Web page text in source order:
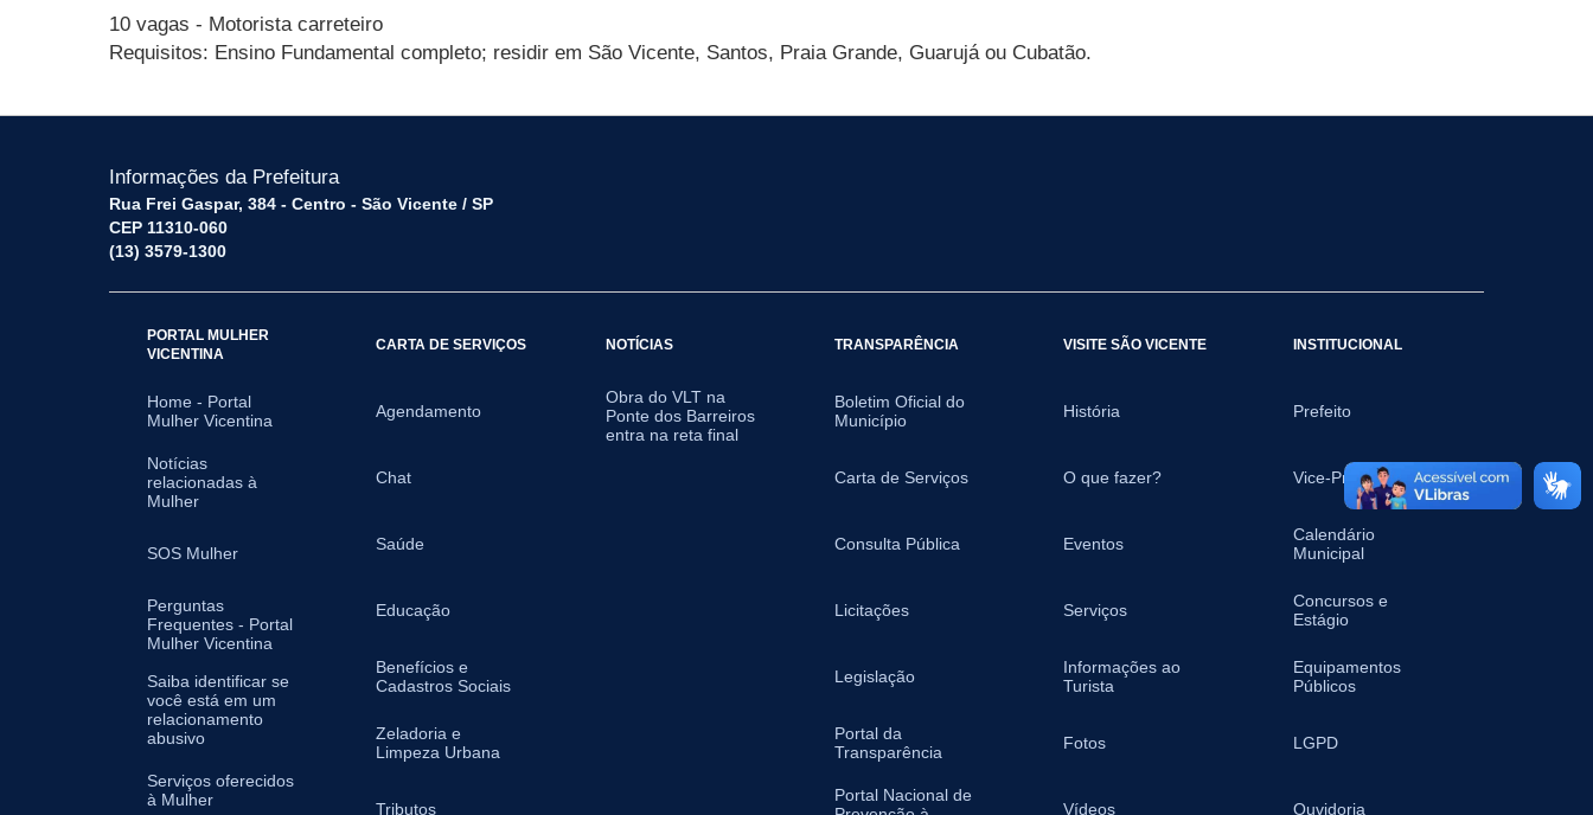
10 vagas - Motorista carreteiro
Requisitos: Ensino Fundamental completo; residir em São Vicente, Santos, Praia Grande, Guarujá ou Cubatão.
Informações da Prefeitura
Rua Frei Gaspar, 384 - Centro - São Vicente / SP
CEP 11310-060
(13) 3579-1300
PORTAL MULHER
VICENTINA
Home - Portal
Mulher Vicentina
Notícias
relacionadas à
Mulher
SOS Mulher
Perguntas
Frequentes - Portal
Mulher Vicentina
Saiba identificar se
você está em um
relacionamento
abusivo
Serviços oferecidos
à Mulher
CARTA DE SERVIÇOS
Agendamento
Chat
Saúde
Educação
Benefícios e
Cadastros Sociais
Zeladoria e
Limpeza Urbana
Tributos
NOTÍCIAS
Obra do VLT na
Ponte dos Barreiros
entra na reta final
TRANSPARÊNCIA
Boletim Oficial do
Município
Carta de Serviços
Consulta Pública
Licitações
Legislação
Portal da
Transparência
Portal Nacional de
VISITE SÃO VICENTE
História
O que fazer?
Eventos
Serviços
Informações ao
Turista
Fotos
Vídeos
INSTITUCIONAL
Prefeito
Vice-Prefeita
Calendário
Municipal
Concursos e
Estágio
Equipamentos
Públicos
LGPD
Ouvidoria